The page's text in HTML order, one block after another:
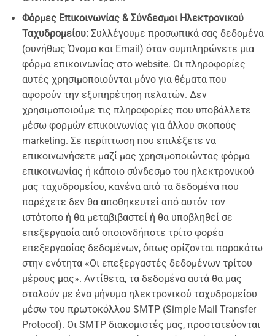
Φόρμες Επικοινωνίας & Σύνδεσμοι Ηλεκτρονικού
Ταχυδρομείου: Συλλέγουμε προσωπικά σας δεδομένα
(συνήθως Όνομα και Email) όταν συμπληρώνετε μια
φόρμα επικοινωνίας στο website. Οι πληροφορίες
αυτές χρησιμοποιούνται μόνο για θέματα που
αφορούν την εξυπηρέτηση πελατών. Δεν
χρησιμοποιούμε τις πληροφορίες που υποβάλλετε
μέσω φορμών επικοινωνίας για άλλου σκοπούς
marketing. Σε περίπτωση που επιλέξετε να
επικοινωνήσετε μαζί μας χρησιμοποιώντας φόρμα
επικοινωνίας ή κάποιο σύνδεσμο του ηλεκτρονικού
μας ταχυδρομείου, κανένα από τα δεδομένα που
παρέχετε δεν θα αποθηκευτεί από αυτόν τον
ιστότοπο ή θα μεταβιβαστεί ή θα υποβληθεί σε
επεξεργασία από οποιονδήποτε τρίτο φορέα
επεξεργασίας δεδομένων, όπως ορίζονται παρακάτω
στην ενότητα «Οι επεξεργαστές δεδομένων τρίτου
μέρους μας». Αντίθετα, τα δεδομένα αυτά θα μας
σταλούν με ένα μήνυμα ηλεκτρονικού ταχυδρομείου
μέσω του πρωτοκόλλου SMTP (Simple Mail Transfer
Protocol). Οι SMTP διακομιστές μας, προστατεύονται